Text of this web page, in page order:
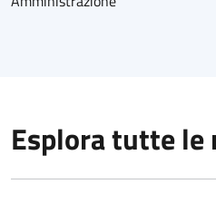
Esplora tutte le